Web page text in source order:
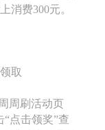
消费300元。
取
周刷活动页
点击领奖”查